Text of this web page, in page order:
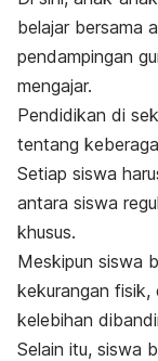
belajar bersama
pendampingan
mengajar.
Pendidikan di
tentang
Setiap siswa
antara siswa
khusus.
Meskipun siswa
kekurangan fisik,
kelebihan
Selain itu, siswa